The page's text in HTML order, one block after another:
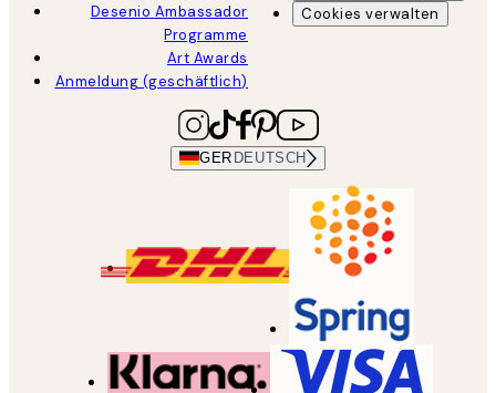
Desenio Ambassador
Programme
Art Awards
Anmeldung (geschäftlich)
Cookies verwalten
GER DEUTSCH